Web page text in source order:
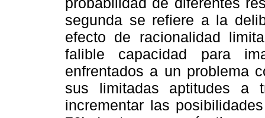
segunda se refiere a la
efecto de racionalidad
falible capacidad para
enfrentados a un problema
sus limitadas aptitudes a
incrementar las